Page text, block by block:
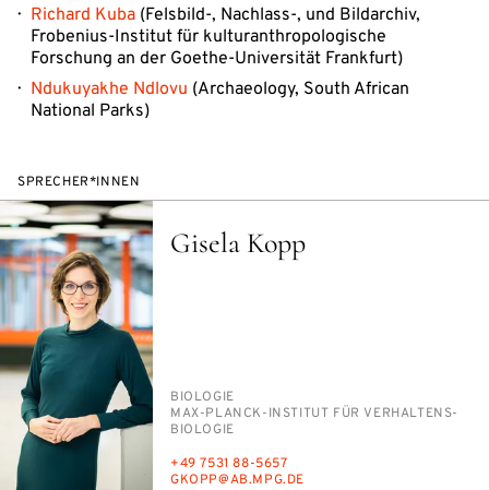
Richard Kuba (Felsbild-, Nachlass-, und Bildarchiv,
Frobenius-Institut für kulturanthropologische
Forschung an der Goethe-Universität Frankfurt)
Ndukuyakhe Ndlovu (Archaeology, South African
National Parks)
SPRECHER*INNEN
Gisela Kopp
PERSON_RESEARCH_SUBJECT
BIO­LO­GIE
INSTITUTION
MAX-PLANCK-IN­STI­TUT FÜR VER­HAL­TENS­
BIO­LO­GIE
TELEFON
+49 7531 88-5657
E-
GKOPP@AB.MPG.DE